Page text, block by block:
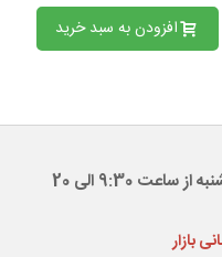
افزودن به سبد خرید
9:30 الی 20
بازار